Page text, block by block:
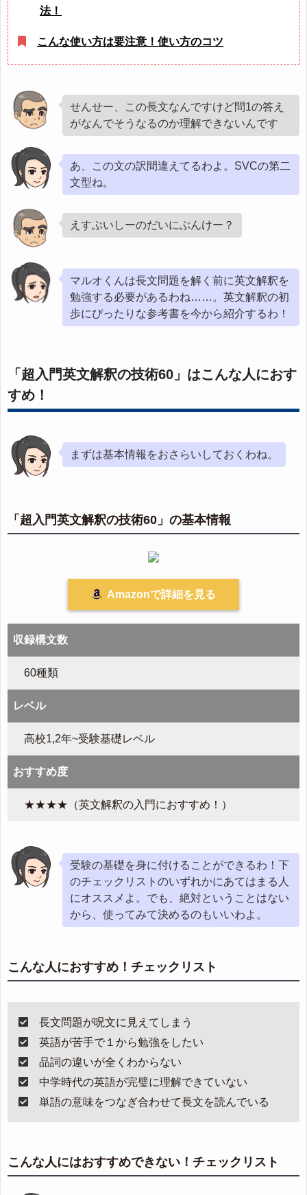
法！
こんな使い方は要注意！使い方のコツ
せんせー、この長文なんですけど問1の答え
がなんでそうなるのか理解できないんです
あ、この文の訳間違えてるわよ。SVCの第二
文型ね。
えすぶいしーのだいにぶんけー？
マルオくんは長文問題を解く前に英文解釈を
勉強する必要があるわね……。英文解釈の初
歩にぴったりな参考書を今から紹介するわ！
「超入門英文解釈の技術60」はこんな人におす
すめ！
まずは基本情報をおさらいしておくわね。
「超入門英文解釈の技術60」の基本情報
Amazonで詳細を見る
収録構文数
60種類
レベル
高校1,2年~受験基礎レベル
おすすめ度
★★★★（英文解釈の入門におすすめ！）
受験の基礎を身に付けることができるわ！下
のチェックリストのいずれかにあてはまる人
にオススメよ。でも、絶対ということはない
から、使ってみて決めるのもいいわよ。
こんな人におすすめ！チェックリスト
長文問題が呪文に見えてしまう
英語が苦手で１から勉強をしたい
品詞の違いが全くわからない
中学時代の英語が完璧に理解できていない
単語の意味をつなぎ合わせて長文を読んでいる
こんな人にはおすすめできない！チェックリスト